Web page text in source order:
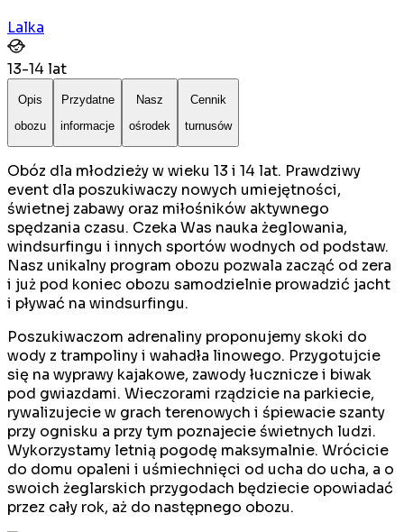
Lalka
13-14lat
Opis
obozu
Przydatne
informacje
Nasz
ośrodek
Cennik
turnusów
Obóz dla młodzieży w wieku 13 i 14 lat. Prawdziwy
event dla poszukiwaczy nowych umiejętności,
świetnej zabawy oraz miłośników aktywnego
spędzania czasu. Czeka Was nauka żeglowania,
windsurfingu i innych sportów wodnych od podstaw.
Nasz unikalny program obozu pozwala zacząć od zera
i już pod koniec obozu samodzielnie prowadzić jacht
i pływać na windsurfingu.
Poszukiwaczom adrenaliny proponujemy skoki do
wody z trampoliny i wahadła linowego. Przygotujcie
się na wyprawy kajakowe, zawody łucznicze i biwak
pod gwiazdami. Wieczorami rządzicie na parkiecie,
rywalizujecie w grach terenowych i śpiewacie szanty
przy ognisku a przy tym poznajecie świetnych ludzi.
Wykorzystamy letnią pogodę maksymalnie. Wrócicie
do domu opaleni i uśmiechnięci od ucha do ucha, a o
swoich żeglarskich przygodach będziecie opowiadać
przez cały rok, aż do następnego obozu.